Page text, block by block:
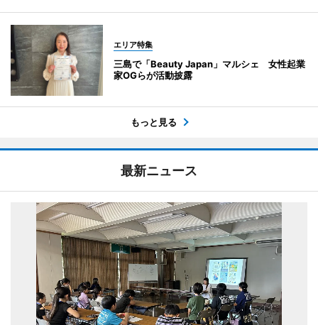
エリア特集
三島で「Beauty Japan」マルシェ 女性起業
家OGらが活動披露
もっと見る
最新ニュース